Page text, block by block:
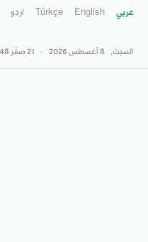
عربي English
Türkçe اردو
السبت, 8 أغسطس 2026 - 21 صفَر 1448 هـ